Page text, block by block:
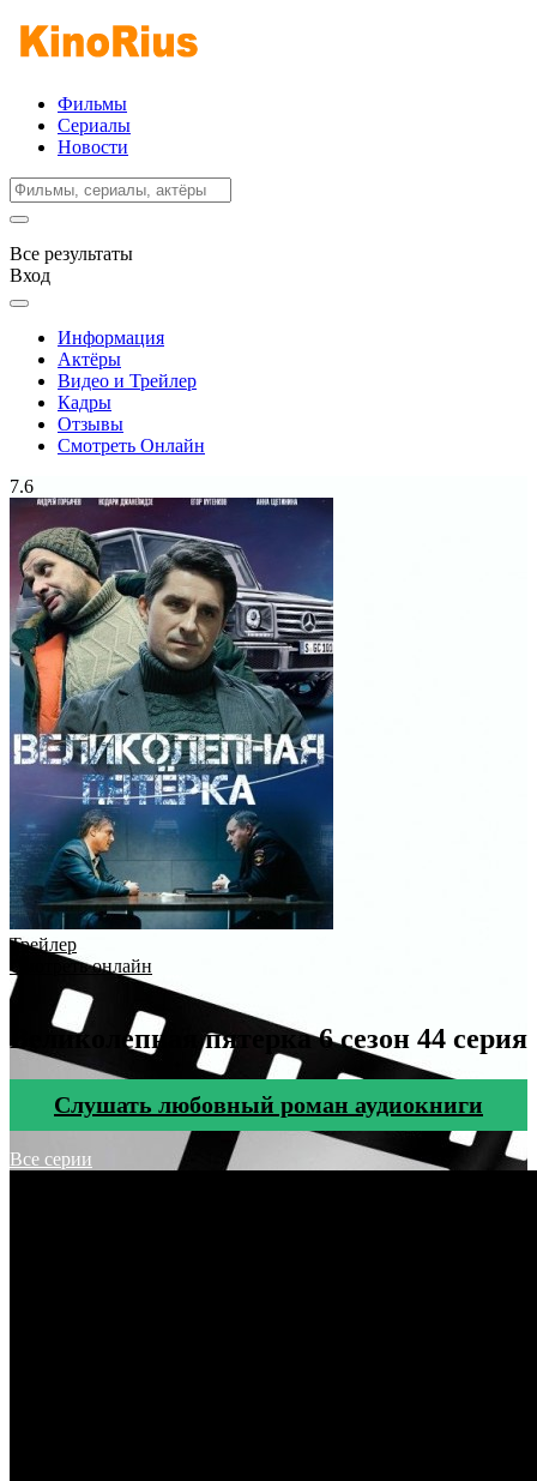
Фильмы
Сериалы
Новости
Все результаты
Вход
Информация
Актёры
Видео и Трейлер
Кадры
Отзывы
Смотреть Онлайн
7.6
Трейлер
Смотреть онлайн
Великолепная пятерка 6 сезон 44 серия
Cлушать любовный роман аудиокниги
Все серии